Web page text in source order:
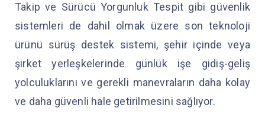
Takip ve Sürücü Yorgunluk Tespit gibi güvenlik
sistemleri de dahil olmak üzere son teknoloji
ürünü sürüş destek sistemi, şehir içinde veya
şirket yerleşkelerinde günlük işe gidiş-geliş
yolculuklarını ve gerekli manevraların daha kolay
ve daha güvenli hale getirilmesini sağlıyor.